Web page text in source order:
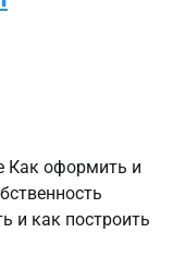
Как оформить и
и как построить